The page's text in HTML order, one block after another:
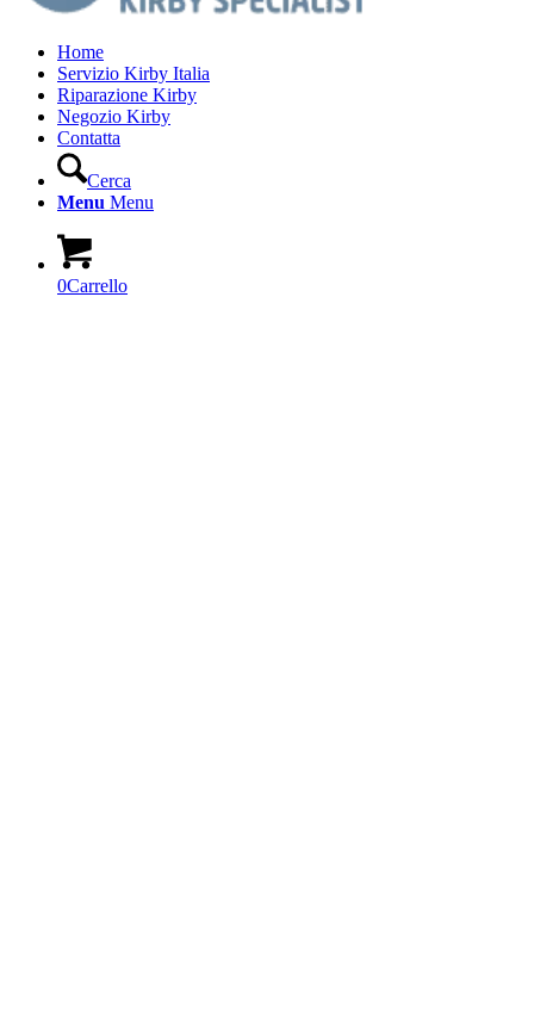
Home
Servizio Kirby Italia
Riparazione Kirby
Negozio Kirby
Contatta
Cerca
Menu Menu
0Carrello